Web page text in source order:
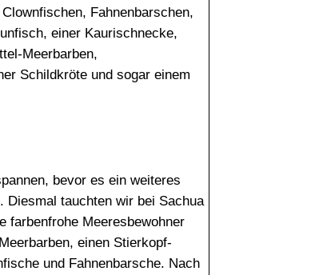
Fahnenbarschen,
einer Kaurischnecke,
Meerbarben,
Schildkröte und sogar einem
bevor es ein weiteres
Diesmal tauchten wir bei Sachua
farbenfrohe Meeresbewohner
einen Stierkopf-
und Fahnenbarsche. Nach